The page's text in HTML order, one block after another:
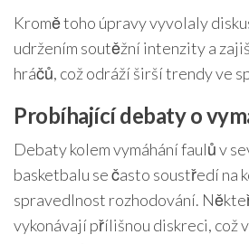
Kromě toho úpravy vyvolaly
udržením soutěžní intenzity a
hráčů, což odráží širší trendy ve
Probíhající debaty o
Debaty kolem vymáhání faulů v
basketbalu se často soustředí na
spravedlnost rozhodování.
vykonávají přílišnou diskreci, což